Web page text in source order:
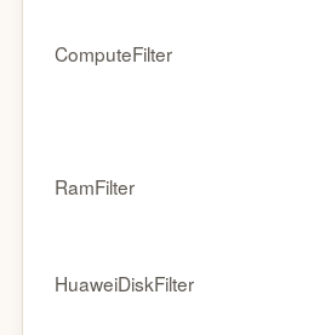
ComputeFilter
RamFilter
HuaweiDiskFilter